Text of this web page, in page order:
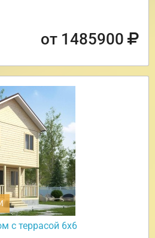
от 1485900
с террасой 6х6